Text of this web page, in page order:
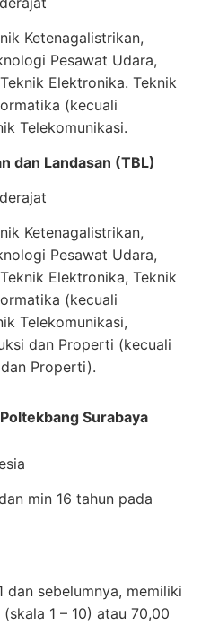
Ketenagalistrikan,
Pesawat Udara,
Elektronika. Teknik
(kecuali
Telekomunikasi.
dan Landasan (TBL)
Ketenagalistrikan,
Pesawat Udara,
Elektronika, Teknik
(kecuali
Telekomunikasi,
dan Properti (kecuali
Properti).
Surabaya
min 16 tahun pada
dan sebelumnya, memiliki
1 – 10) atau 70,00